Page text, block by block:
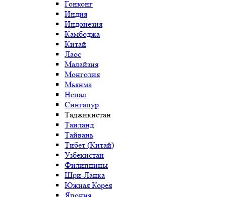
Гонконг
Индия
Индонезия
Камбоджа
Китай
Лаос
Малайзия
Монголия
Мьянма
Непал
Сингапур
Таджикистан
Таиланд
Тайвань
Тибет (Китай)
Узбекистан
Филиппины
Шри-Ланка
Южная Корея